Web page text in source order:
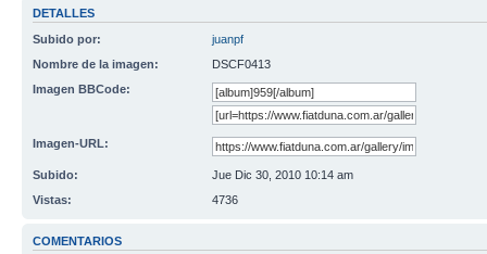
DETALLES
Subido por:
juanpf
Nombre de la imagen:
DSCF0413
Imagen BBCode:
Imagen-URL:
Subido:
Jue Dic 30, 2010 10:14 am
Vistas:
4736
COMENTARIOS